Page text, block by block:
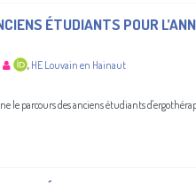
ÉTUDIANTS POUR
, HE Louvain en Hainaut
le parcours des anciens étudiants